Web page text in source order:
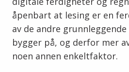
åpenbart at lesing er en
av de andre
bygger på, og derfor mer
noen annen enkeltfaktor.